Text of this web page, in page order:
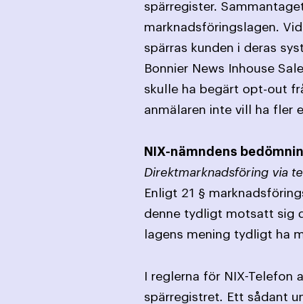
spärregister.
marknadsföringslagen.
spärras kunden i deras
Bonnier News Inhouse
skulle ha begärt opt-out
anmälaren inte vill ha fler
NIX-nämndens
Direktmarknadsföring via
Enligt 21 §
denne tydligt motsatt sig
lagens mening tydligt ha
I reglerna för NIX-
spärregistret. Ett sådant